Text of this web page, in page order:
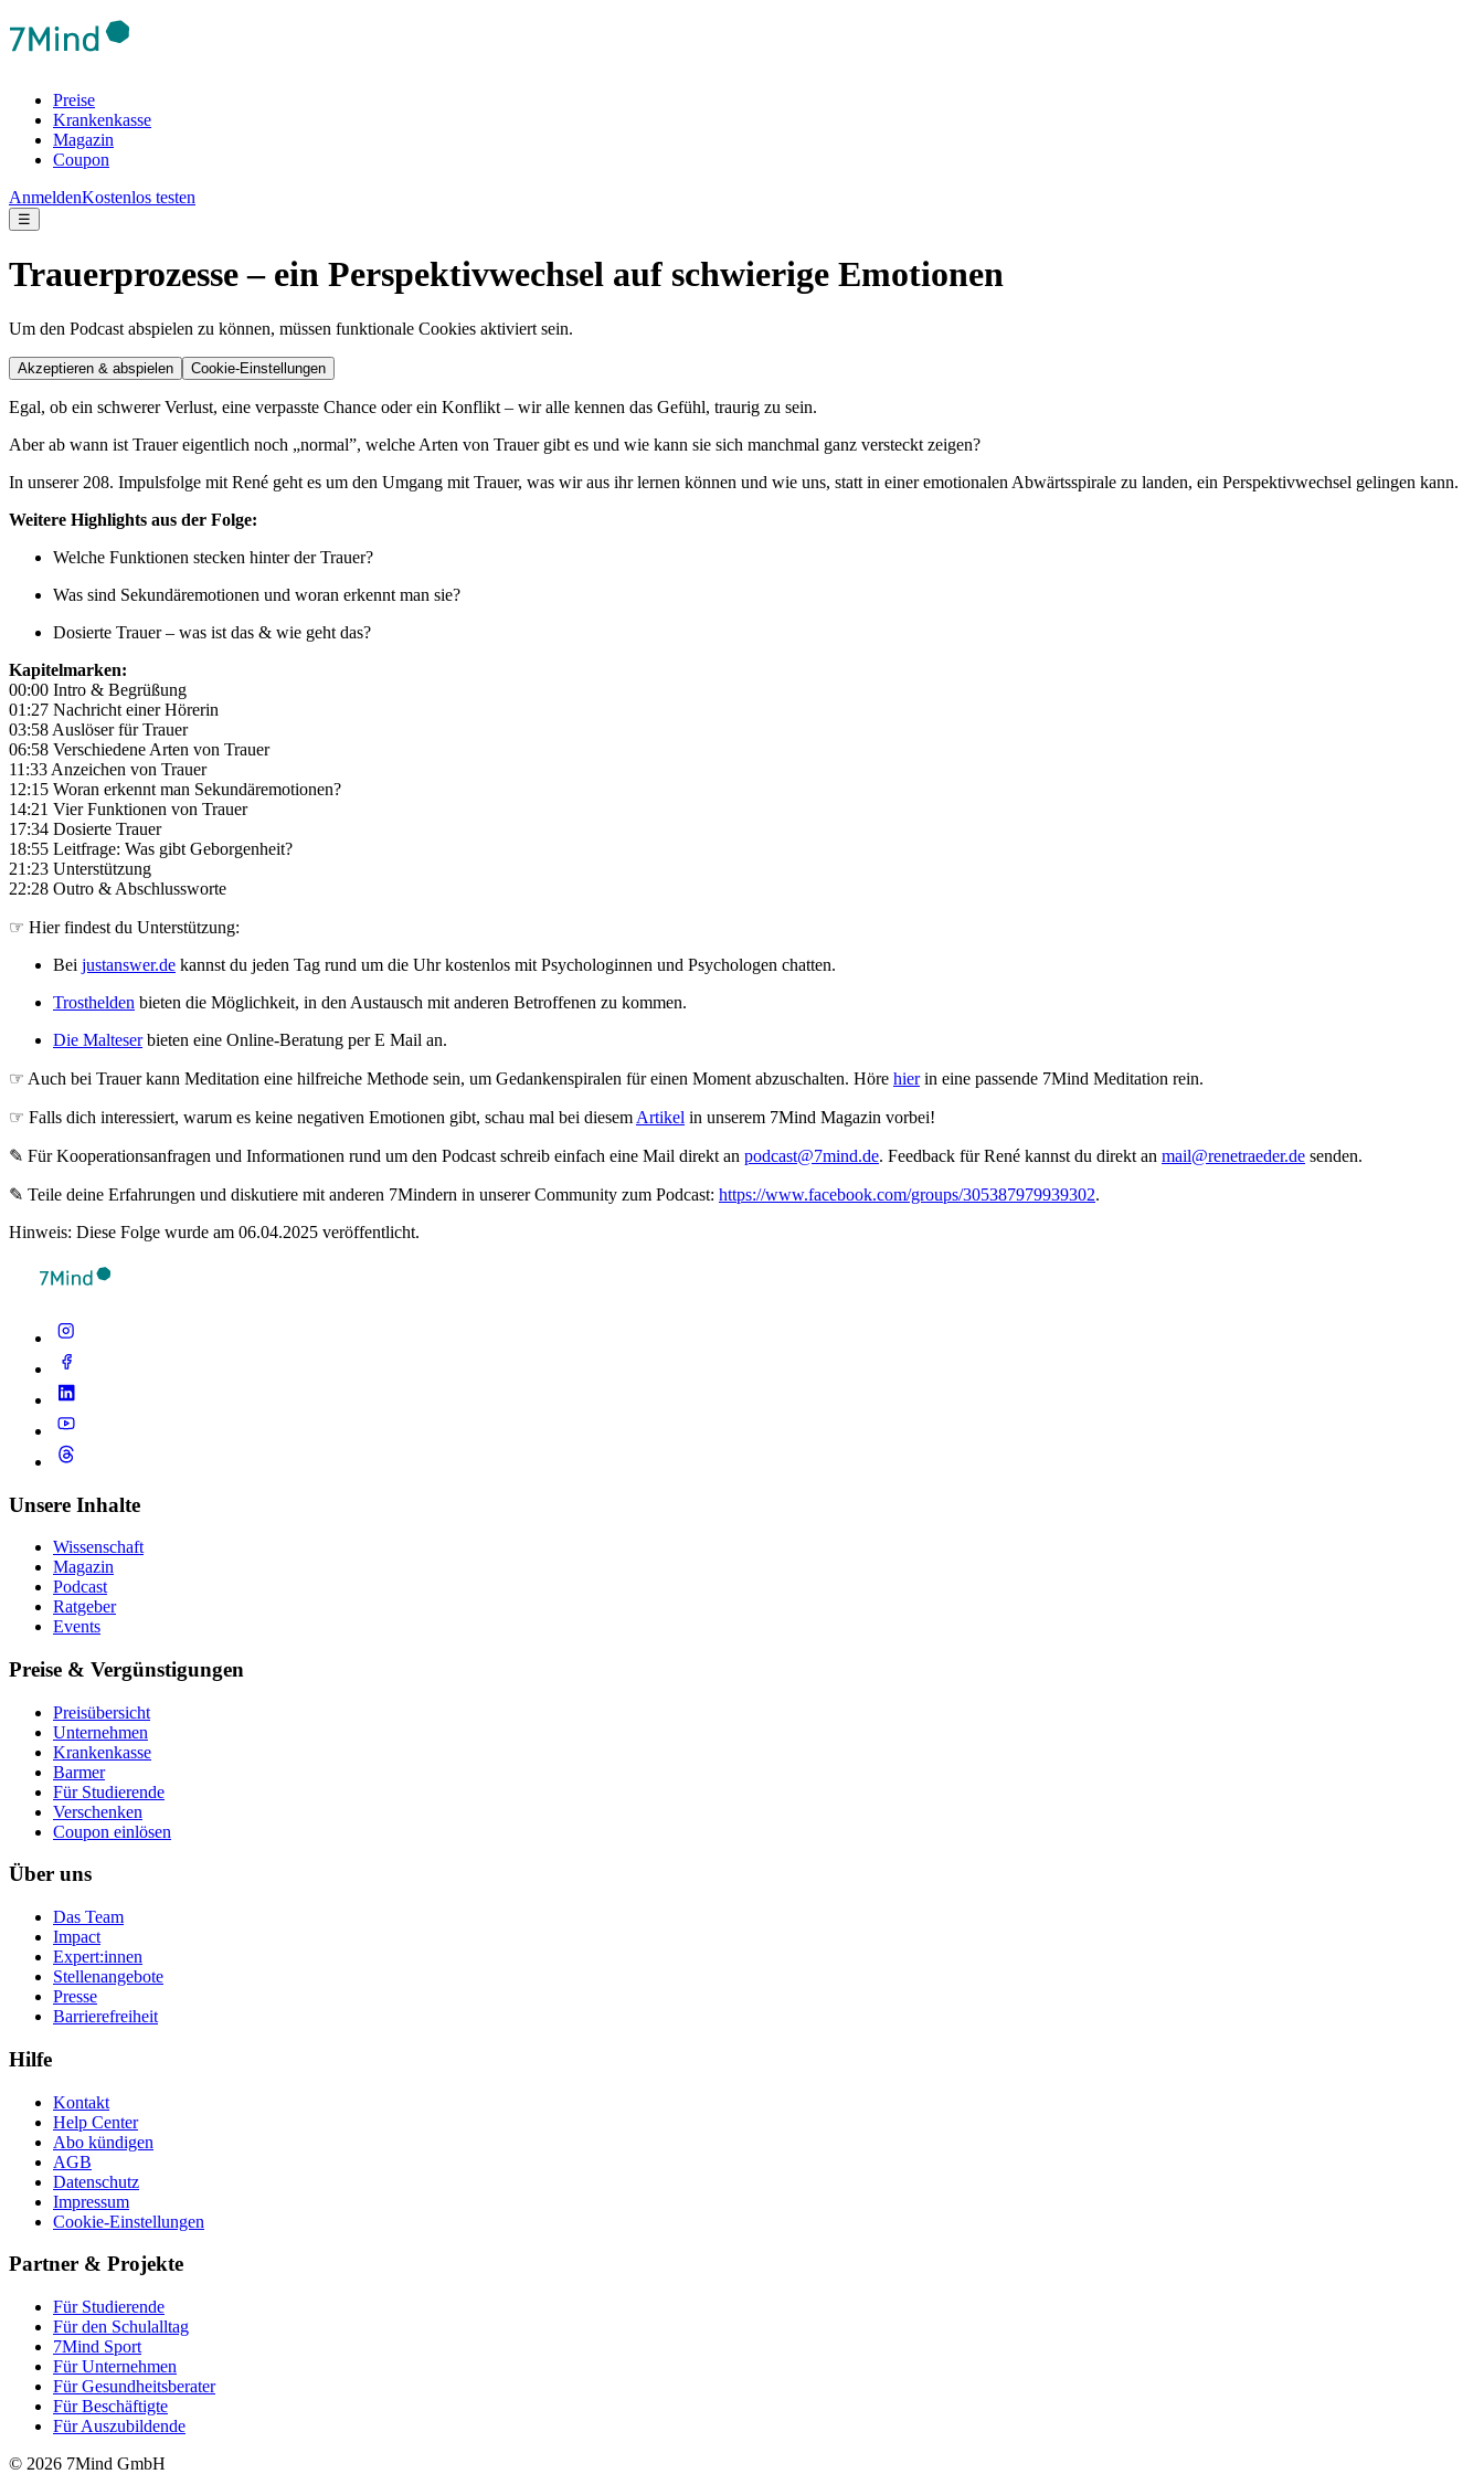
Preise
Krankenkasse
Magazin
Coupon
AnmeldenKostenlos testen
☰
Trauerprozesse – ein Perspektivwechsel auf schwierige Emotionen
Um den Podcast abspielen zu können, müssen funktionale Cookies aktiviert sein.
Akzeptieren & abspielen Cookie-Einstellungen
Egal, ob ein schwerer Verlust, eine verpasste Chance oder ein Konflikt – wir alle kennen das Gefühl, traurig zu sein.
Aber ab wann ist Trauer eigentlich noch „normal”, welche Arten von Trauer gibt es und wie kann sie sich manchmal ganz versteckt zeigen?
In unserer 208. Impulsfolge mit René geht es um den Umgang mit Trauer, was wir aus ihr lernen können und wie uns, statt in einer emotionalen Abwärtsspirale zu landen, ein Perspektivwechsel gelingen kann.
Weitere Highlights aus der Folge:
Welche Funktionen stecken hinter der Trauer?
Was sind Sekundäremotionen und woran erkennt man sie?
Dosierte Trauer – was ist das & wie geht das?
Kapitelmarken:
00:00 Intro & Begrüßung
01:27 Nachricht einer Hörerin
03:58 Auslöser für Trauer
06:58 Verschiedene Arten von Trauer
11:33 Anzeichen von Trauer
12:15 Woran erkennt man Sekundäremotionen?
14:21 Vier Funktionen von Trauer
17:34 Dosierte Trauer
18:55 Leitfrage: Was gibt Geborgenheit?
21:23 Unterstützung
22:28 Outro & Abschlussworte
☞ Hier findest du Unterstützung:
Bei justanswer.de kannst du jeden Tag rund um die Uhr kostenlos mit Psychologinnen und Psychologen chatten.
Trosthelden bieten die Möglichkeit, in den Austausch mit anderen Betroffenen zu kommen.
Die Malteserbieten eine Online-Beratung per E Mail an.
☞ Auch bei Trauer kann Meditation eine hilfreiche Methode sein, um Gedankenspiralen für einen Moment abzuschalten. Höre hierin eine passende 7Mind Meditation rein.
☞ Falls dich interessiert, warum es keine negativen Emotionen gibt, schau mal bei diesem Artikel in unserem 7Mind Magazin vorbei!
✎ Für Koope­ra­ti­ons­an­fra­gen und Infor­ma­tio­nen rund um den Pod­cast schreib ein­fach eine Mail direkt an podcast@7mind.de. Feedback für René kannst du direkt an mail@renetraeder.de senden.
✎ Teile deine Erfahrungen und diskutiere mit anderen 7Mindern in unserer Community zum Podcast: https://www.facebook.com/groups/305387979939302.
Hinweis: Diese Folge wurde am 06.04.2025 veröffentlicht.
Unsere Inhalte
Wissenschaft
Magazin
Podcast
Ratgeber
Events
Preise & Vergünstigungen
Preisübersicht
Unternehmen
Krankenkasse
Barmer
Für Studierende
Ver­schen­ken
Coupon einlösen
Über uns
Das Team
Impact
Expert:innen
Stellenangebote
Presse
Barrierefreiheit
Hilfe
Kontakt
Help Center
Abo kündigen
AGB
Datenschutz
Impressum
Cookie-Einstellungen
Partner & Projekte
Für Stu­die­rende
Für den Schulalltag
7Mind Sport
Für Unter­neh­men
Für Gesund­heits­be­ra­ter
Für Beschäftigte
Für Auszubildende
© 2026 7Mind GmbH